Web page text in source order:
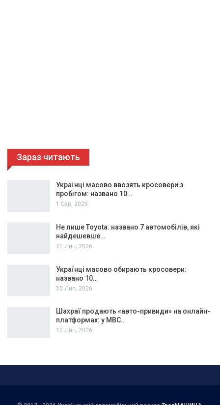
Зараз читають
Українці масово ввозять кросовери з
пробігом: названо 10…
1 Сер, 2026
Не лише Toyota: названо 7 автомобілів, які
найдешевше…
31 Лип, 2026
Українці масово обирають кросовери:
названо 10…
30 Лип, 2026
Шахраї продають «авто-привиди» на онлайн-
платформах: у МВС…
30 Лип, 2026